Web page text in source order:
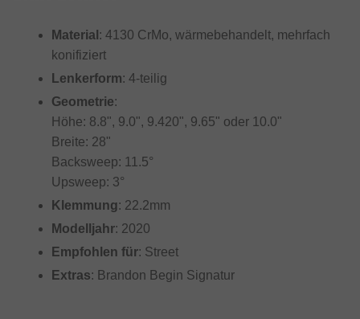
Material : 4130 CrMo, wärmebehandelt, mehrfach
konifiziert
Lenkerform: 4-teilig
Geometrie:
Höhe: 8.8", 9.0", 9.420", 9.65" oder 10.0"
Breite: 28"
Backsweep: 11.5°
Upsweep: 3°
Klemmung: 22.2mm
Modelljahr: 2020
Empfohlen für: Street
Extras: Brandon Begin Signatur